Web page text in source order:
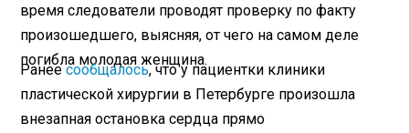
время следователи проводят проверку по факту
произошедшего, выясняя, от чего на самом деле
погибла молодая женщина.
Ранеесообщалось, что у пациентки клиники
пластической хирургии в Петербурге произошла
внезапная остановка сердца прямо